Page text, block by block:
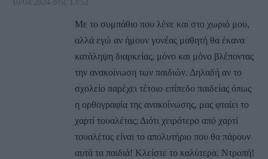
10/04/2024 στις 13:52
Με το συμπάθιο που λένε και στο χωριό μου,
αλλά εγώ αν ήμουν γονέας μαθητή θα έκανα
κατάληψη διαρκείας, μόνο και μόνο βλέποντας
την ανακοίνωση των παιδιών. Δηλαδή αν το
σχολείο παρέχει τέτοιο επίπεδο παιδείας όπως
η ορθογραφία της ανακοίνωσης, μας φταίει το
χαρτί τουαλέτας; Διότι χειρότερο από χαρτί
τουαλέτας είναι το απολυτήριο που θα πάρουν
αυτά τα παιδιά! Κλείστε το καλύτερα. Ντροπή!